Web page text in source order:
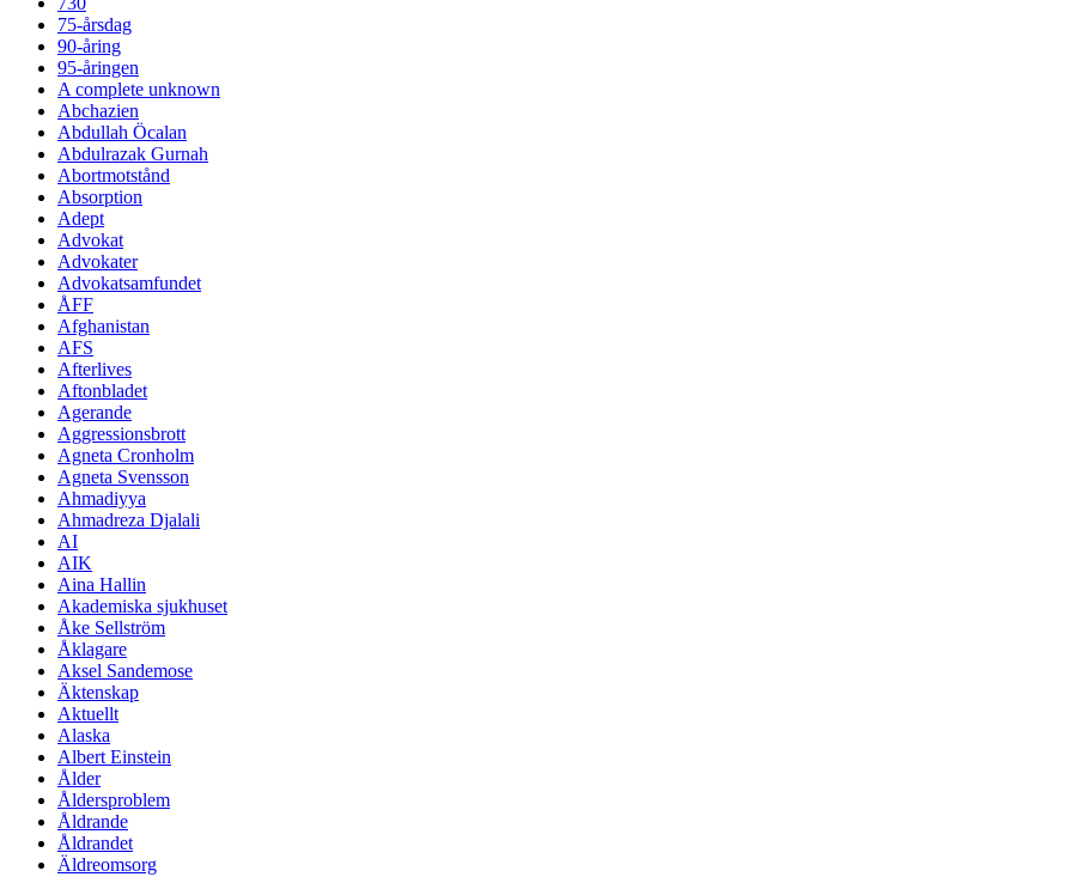
75-årsdag
90-åring
95-åringen
A complete unknown
Abchazien
Abdullah Öcalan
Abdulrazak Gurnah
Abortmotstånd
Absorption
Adept
Advokat
Advokater
Advokatsamfundet
ÅFF
Afghanistan
AFS
Afterlives
Aftonbladet
Agerande
Aggressionsbrott
Agneta Cronholm
Agneta Svensson
Ahmadiyya
Ahmadreza Djalali
AI
AIK
Aina Hallin
Akademiska sjukhuset
Åke Sellström
Åklagare
Aksel Sandemose
Äktenskap
Aktuellt
Alaska
Albert Einstein
Ålder
Åldersproblem
Åldrande
Åldrandet
Äldreomsorg